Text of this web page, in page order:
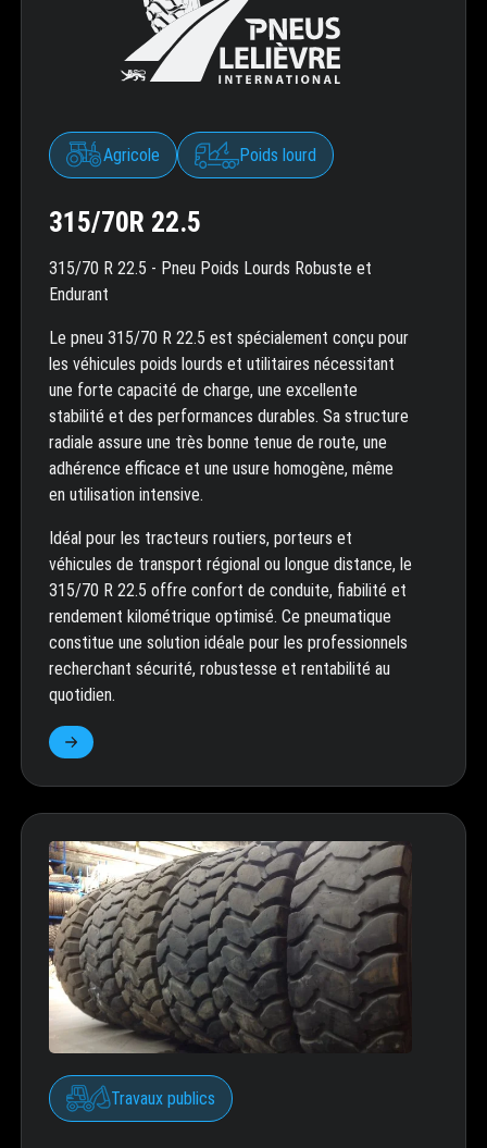
Agricole Poids lourd
315/70R 22.5
315/70 R 22.5 - Pneu Poids Lourds Robuste et
Endurant
Le pneu 315/70 R 22.5 est spécialement conçu pour
les véhicules poids lourds et utilitaires nécessitant
une forte capacité de charge, une excellente
stabilité et des performances durables. Sa structure
radiale assure une très bonne tenue de route, une
adhérence efficace et une usure homogène, même
en utilisation intensive.
Idéal pour les tracteurs routiers, porteurs et
véhicules de transport régional ou longue distance, le
315/70 R 22.5 offre confort de conduite, fiabilité et
rendement kilométrique optimisé. Ce pneumatique
constitue une solution idéale pour les professionnels
recherchant sécurité, robustesse et rentabilité au
quotidien.
Travaux publics